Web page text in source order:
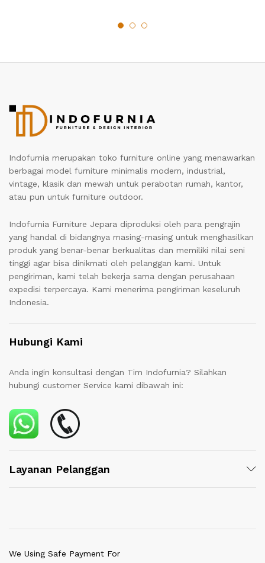
Indofurnia merupakan toko furniture online yang menawarkan
berbagai model furniture minimalis modern, industrial,
vintage, klasik dan mewah untuk perabotan rumah, kantor,
atau pun untuk furniture outdoor.
Indofurnia Furniture Jepara diproduksi oleh para pengrajin
yang handal di bidangnya masing-masing untuk menghasilkan
produk yang benar-benar berkualitas dan memiliki nilai seni
tinggi agar bisa dinikmati oleh pelanggan kami. Untuk
pengiriman, kami telah bekerja sama dengan perusahaan
expedisi terpercaya. Kami menerima pengiriman keseluruh
Indonesia.
Hubungi Kami
Anda ingin konsultasi dengan Tim Indofurnia? Silahkan
hubungi customer Service kami dibawah ini:
Layanan Pelanggan
We Using Safe Payment For